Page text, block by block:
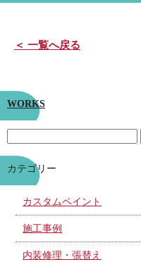
＜ 一覧へ戻る
WORKS
カテゴリー
カスタムペイント
施工事例
内装修理・張替え